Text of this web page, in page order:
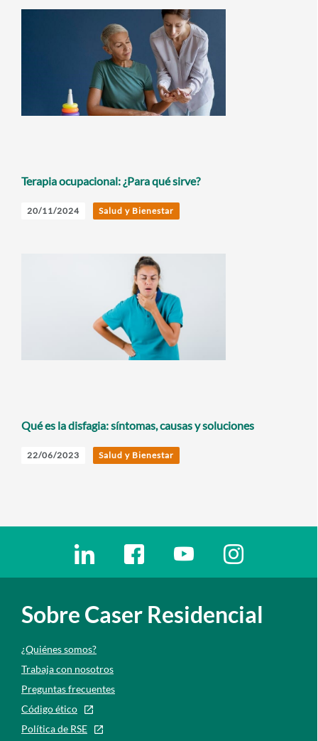
Terapia ocupacional: ¿Para qué sirve?
20/11/2024 Salud y Bienestar
Qué es la disfagia: síntomas, causas y soluciones
22/06/2023 Salud y Bienestar
Ir a a la red social. Abre ventana nueva
Ir a a la red social. Abre ventana
Ir a a la red social. Abre
Ir a a la red
Sobre Caser Residencial
¿Quiénes somos?
Trabaja con nosotros
Preguntas frecuentes
Código ético
Política de RSE